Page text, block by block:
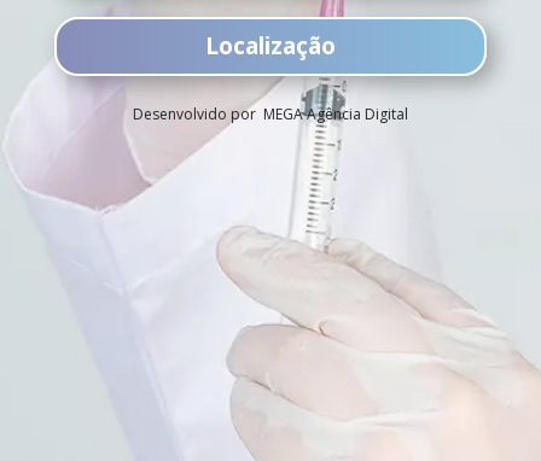
Localização
Desenvolvido por MEGA Agência Digital